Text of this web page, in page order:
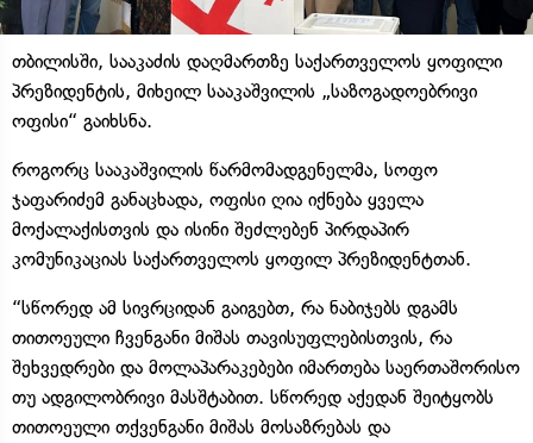
თბილისში, სააკაძის დაღმართზე საქართველოს ყოფილი
პრეზიდენტის, მიხეილ სააკაშვილის „საზოგადოებრივი
ოფისი“ გაიხსნა.
როგორც სააკაშვილის წარმომადგენელმა, სოფო
ჯაფარიძემ განაცხადა, ოფისი ღია იქნება ყველა
მოქალაქისთვის და ისინი შეძლებენ პირდაპირ
კომუნიკაციას საქართველოს ყოფილ პრეზიდენტთან.
“სწორედ ამ სივრციდან გაიგებთ, რა ნაბიჯებს დგამს
თითოეული ჩვენგანი მიშას თავისუფლებისთვის, რა
შეხვედრები და მოლაპარაკებები იმართება საერთაშორისო
თუ ადგილობრივი მასშტაბით. სწორედ აქედან შეიტყობს
თითოეული თქვენგანი მიშას მოსაზრებას და